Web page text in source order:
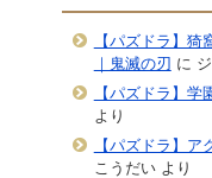
【パズドラ】
｜鬼滅の刃 に
【パズドラ】
より
【パズドラ】
こうだいより